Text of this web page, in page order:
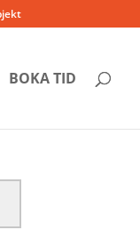
BOKA TID